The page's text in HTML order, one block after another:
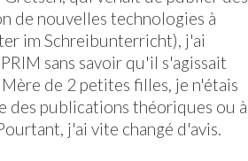
de nouvelles technologies à
im Schreibunterricht), j'ai
sans savoir qu'il s'agissait
de 2 petites filles, je n'étais
des publications théoriques ou à
j'ai vite changé d'avis.